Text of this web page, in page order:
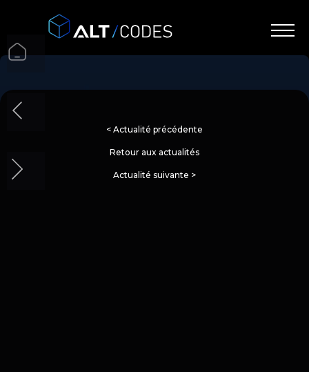
< Actualité précédente
Retour aux actualités
Actualité suivante >